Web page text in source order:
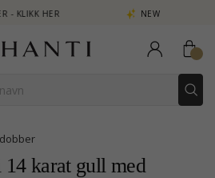
NEW COLLECTION | AURA
karat gull med